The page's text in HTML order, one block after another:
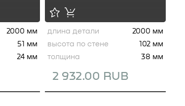
2000 мм
51 мм
24 мм
2 932.00 RUB
длина детали
2000 мм
высота по стене
102 мм
толщина
38 мм